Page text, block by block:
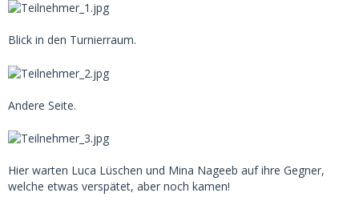
Blick in den Turnierraum.
Andere Seite.
Hier warten Luca Lüschen und Mina Nageeb auf ihre Gegner,
welche etwas verspätet, aber noch kamen!